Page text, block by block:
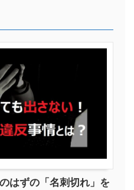
はずの「名刺切れ」を